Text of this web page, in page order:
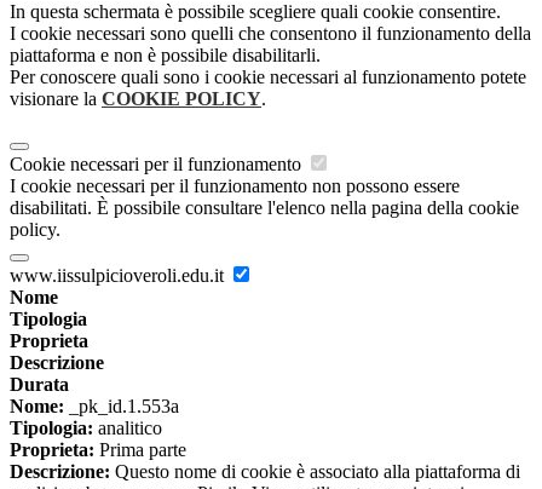
In questa schermata è possibile scegliere quali cookie consentire.
I cookie necessari sono quelli che consentono il funzionamento della
piattaforma e non è possibile disabilitarli.
Per conoscere quali sono i cookie necessari al funzionamento potete
visionare la COOKIE POLICY.
Cookie necessari per il funzionamento
I cookie necessari per il funzionamento non possono essere
disabilitati. È possibile consultare l'elenco nella pagina della cookie
policy.
www.iissulpicioveroli.edu.it
Nome
Tipologia
Proprieta
Descrizione
Durata
Nome: _pk_id.1.553a
Tipologia: analitico
Proprieta: Prima parte
Descrizione: Questo nome di cookie è associato alla piattaforma di